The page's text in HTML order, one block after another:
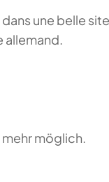
une belle
allemand.
möglich.